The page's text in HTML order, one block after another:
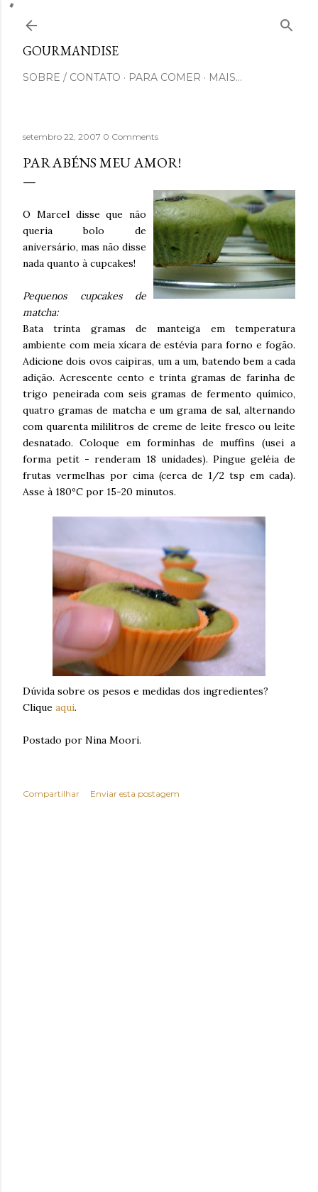
GOURMANDISE
SOBRE / CONTATO PARA COMER MAIS…
setembro 22, 2007 0 Comments
PARABÉNS MEU AMOR!
O Marcel disse que não
queria bolo de
aniversário, mas não disse
nada quanto à cupcakes!
Pequenos cupcakes de
matcha:
Bata trinta gramas de manteiga em temperatura
ambiente com meia xícara de estévia para forno e fogão.
Adicione dois ovos caipiras, um a um, batendo bem a cada
adição. Acrescente cento e trinta gramas de farinha de
trigo peneirada com seis gramas de fermento químico,
quatro gramas de matcha e um grama de sal, alternando
com quarenta mililitros de creme de leite fresco ou leite
desnatado. Coloque em forminhas de muffins (usei a
forma petit - renderam 18 unidades). Pingue geléia de
frutas vermelhas por cima (cerca de 1/2 tsp em cada).
Asse à 180ºC por 15-20 minutos.
Dúvida sobre os pesos e medidas dos ingredientes?
Clique aqui.
Postado por Nina Moori.
Compartilhar Enviar esta postagem